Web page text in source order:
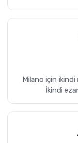
Milano için ikindi
İkindi